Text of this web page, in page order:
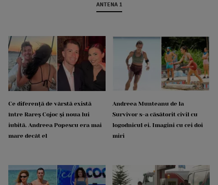
ANTENA 1
Ce diferență de vârstă există
între Rareș Cojoc și noua lui
iubită. Andreea Popescu era mai
mare decât el
Andreea Munteanu de la
Survivor s-a căsătorit civil cu
logodnicul ei. Imagini cu cei doi
miri